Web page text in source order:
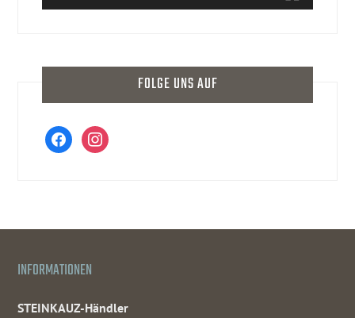
FOLGE UNS AUF
facebookinstagram
INFORMATIONEN
STEINKAUZ-Händler